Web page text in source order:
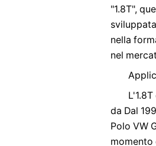
"1.8T",
nella
nel
da Dal
Polo VW
momento